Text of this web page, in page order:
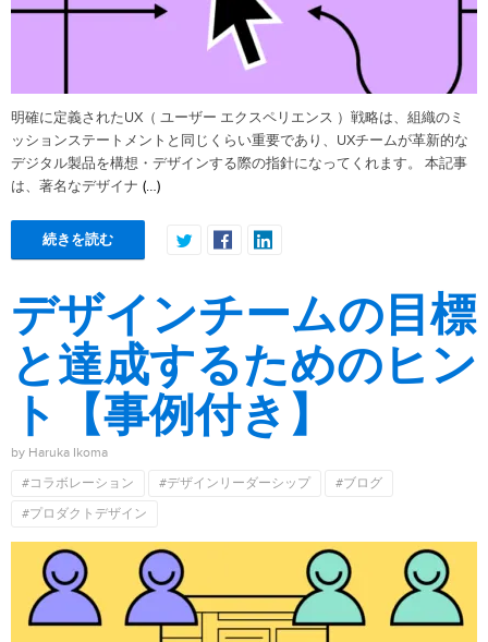
明確に定義されたUX（ ユーザー エクスペリエンス ）戦略は、組織のミ
ッションステートメントと同じくらい重要であり、UXチームが革新的な
デジタル製品を構想・デザインする際の指針になってくれます。 本記事
は、著名なデザイナ (…)
続きを読む
デザインチームの目標
と達成するためのヒン
ト【事例付き】
by Haruka Ikoma
#コラボレーション
#デザインリーダーシップ
#ブログ
#プロダクトデザイン